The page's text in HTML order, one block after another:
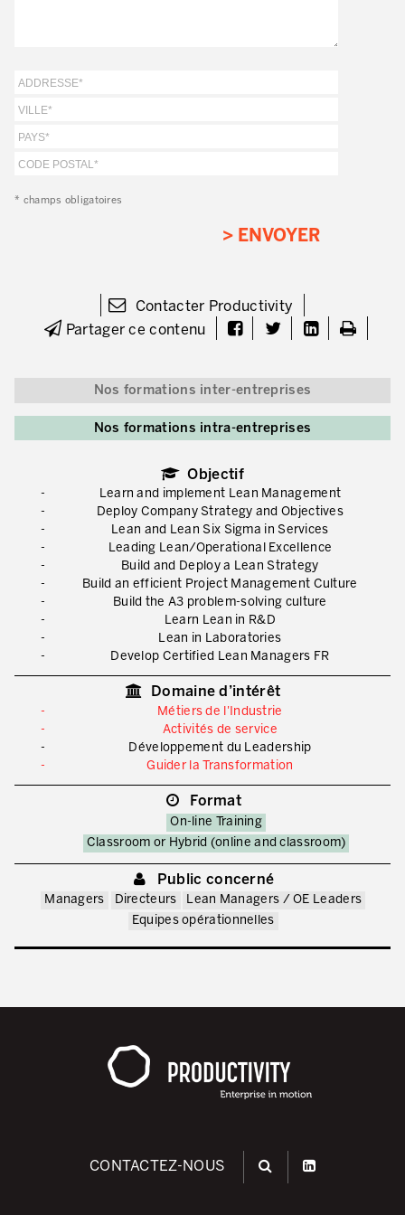
TPM – Total Productive Maintenance
Gestion totale des actifs et TPM
3P – Développement Produits/Process
Réduction des coûts
Management visuel
Secteurs d’activité
* champs obligatoires
Contacter Productivity
Partager ce contenu
Nos formations inter-entreprises
Nos formations intra-entreprises
Objectif
Learn and implement Lean Management
Deploy Company Strategy and Objectives
Lean and Lean Six Sigma in Services
Leading Lean/Operational Excellence
Build and Deploy a Lean Strategy
Build an efficient Project Management Culture
Build the A3 problem-solving culture
Learn Lean in R&D
Lean in Laboratories
Develop Certified Lean Managers FR
Domaine d’intérêt
Métiers de l'Industrie
Activités de service
Développement du Leadership
Guider la Transformation
Format
On-line Training
Classroom or Hybrid (online and classroom)
Public concerné
Managers Directeurs
Lean Managers / OE Leaders
Equipes opérationnelles
CONTACTEZ-NOUS